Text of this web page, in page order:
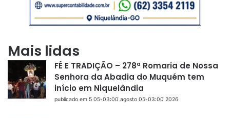
Mais lidas
FÉ E TRADIÇÃO – 278ª Romaria de Nossa
Senhora da Abadia do Muquém tem
início em Niquelândia
publicado em 5 05-03:00 agosto 05-03:00 2026